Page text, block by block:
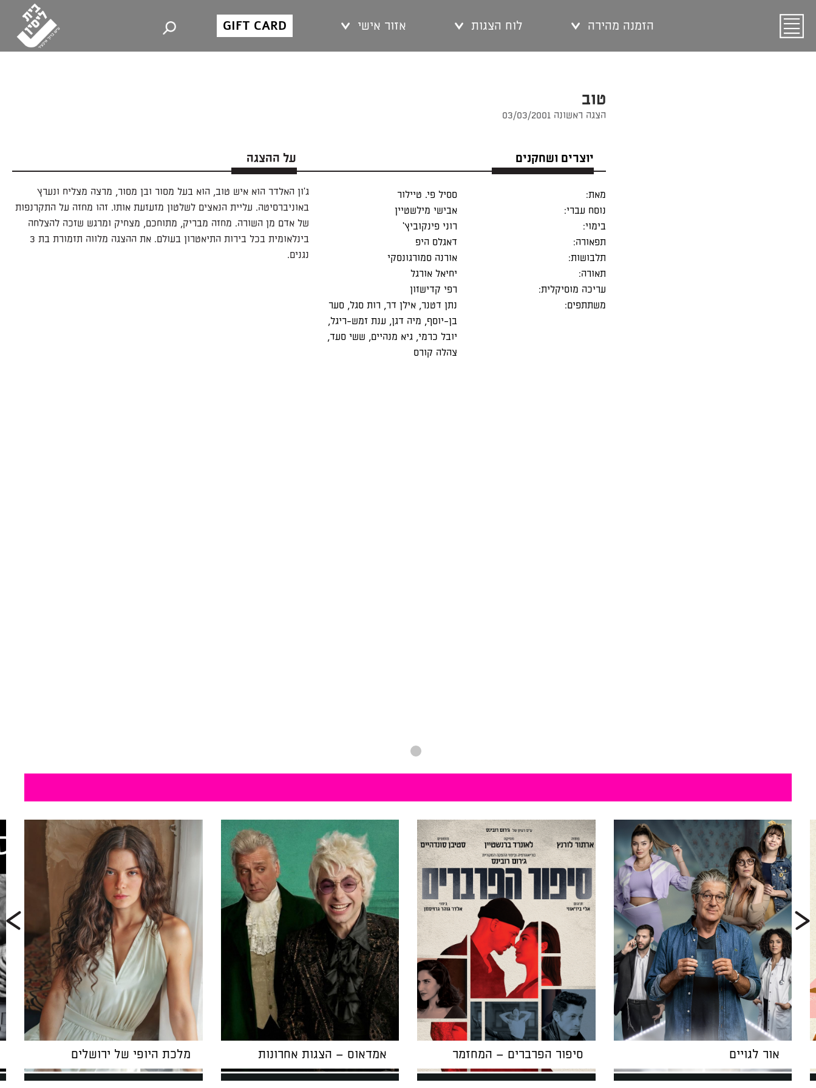
הזמנה מהירה לוח הצגות אזור אישי GIFT CARD
טוב
הצגה ראשונה 03/03/2001
על ההצגה
ג'ון האלדר הוא איש טוב, הוא בעל מסור ובן מסור, מרצה מצליח ונערץ
באוניברסיטה. עליית הנאצים לשלטון מזעזעת אותו. זהו מחזה על התקרנפות
של אדם מן השורה. מחזה מבריק, מתוחכם, מצחיק ומרגש שזכה להצלחה
בינלאומית בכל בירות התיאטרון בעולם. את ההצגה מלווה תזמורת בת 3
נגנים.
יוצרים ושחקנים
מאת:
ססיל פי. טיילור
נוסח עברי:
אבישי מילשטיין
בימוי:
רוני פינקוביץ'
תפאורה:
דאגלס היפ
תלבושות:
אורנה סמורגונסקי
תאורה:
יחיאל אורגל
עריכה מוסיקלית:
רפי קדישזון
משתתפים:
נתן דטנר אילן דר רות סגל
סער
בן-יוסף
מיה דגן ענת זמש-ריגל
יובל כרמי
גיא מנהיים ששי סעד
צהלה קורס
אור לגויים סיפור הפרברים – המחזמר אמדאוס – הצגות אחרונות מלכת היופי של ירושלים